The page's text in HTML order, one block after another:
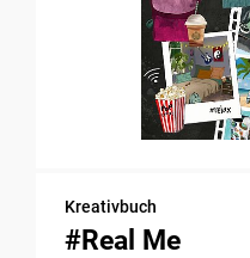
Kreativbuch
#Real Me